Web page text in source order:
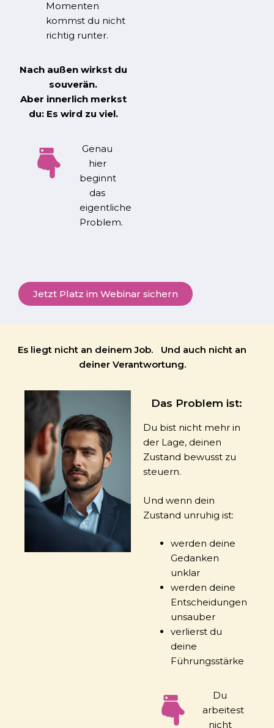
Momenten
kommst du nicht
richtig runter.
Nach außen wirkst du
souverän.
Aber innerlich merkst
du: Es wird zu viel.
Genau
hier
beginnt
das
eigentliche
Problem.
Jetzt Platz im Webinar sichern
Es liegt nicht an deinem Job. Und auch nicht an
deiner Verantwortung.
Das Problem ist:
Du bist nicht mehr in
der Lage, deinen
Zustand bewusst zu
steuern.
Und wenn dein
Zustand unruhig ist:
werden deine
Gedanken
unklar
werden deine
Entscheidungen
unsauber
verlierst du
deine
Führungsstärke
Du
arbeitest
nicht